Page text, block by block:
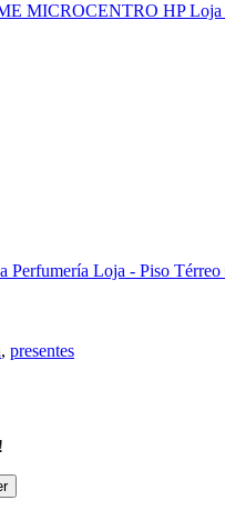
MICROCENTRO HP Loja
Perfumería Loja - Piso Térreo
, presentes
!